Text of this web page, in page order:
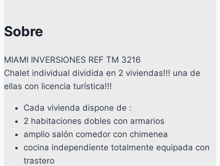
Sobre
MIAMI INVERSIONES REF TM 3216
Chalet individual dividida en 2 viviendas!!! una de
ellas con licencia turística!!!
Cada vivienda dispone de :
2 habitaciones dobles con armarios
amplio salón comedor con chimenea
cocina independiente totalmente equipada con
trastero